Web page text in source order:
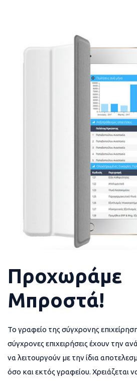
Προχωράμε
Μπροστά!
Το γραφείο της σύγχρονης
σύγχρονες επιχειρήσεις έχουν την
να λειτουργούν με την ίδια
όσο και εκτός γραφείου. Χρειάζεται